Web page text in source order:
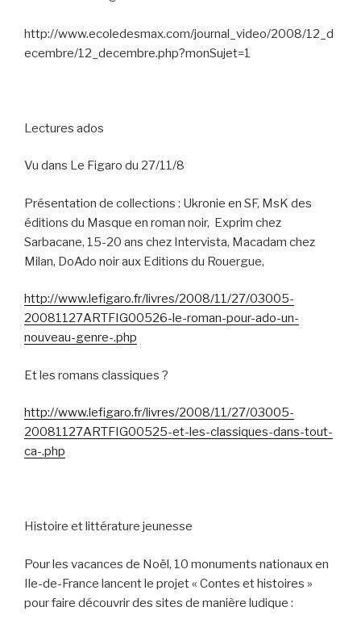
http://www.ecoledesmax.com/journal_video/2008/12_d
ecembre/12_decembre.php?monSujet=1
Lectures ados
Vu dans Le Figaro du 27/11/8
Présentation de collections : Ukronie en SF, MsK des
éditions du Masque en roman noir, Exprim chez
Sarbacane, 15-20 ans chez Intervista, Macadam chez
Milan, DoAdo noir aux Editions du Rouergue,
http://www.lefigaro.fr/livres/2008/11/27/03005-
20081127ARTFIG00526-le-roman-pour-ado-un-
nouveau-genre-.php
Et les romans classiques ?
http://www.lefigaro.fr/livres/2008/11/27/03005-
20081127ARTFIG00525-et-les-classiques-dans-tout-
ca-.php
Histoire et littérature jeunesse
Pour les vacances de Noël, 10 monuments nationaux en
Ile-de-France lancent le projet « Contes et histoires »
pour faire découvrir des sites de manière ludique :